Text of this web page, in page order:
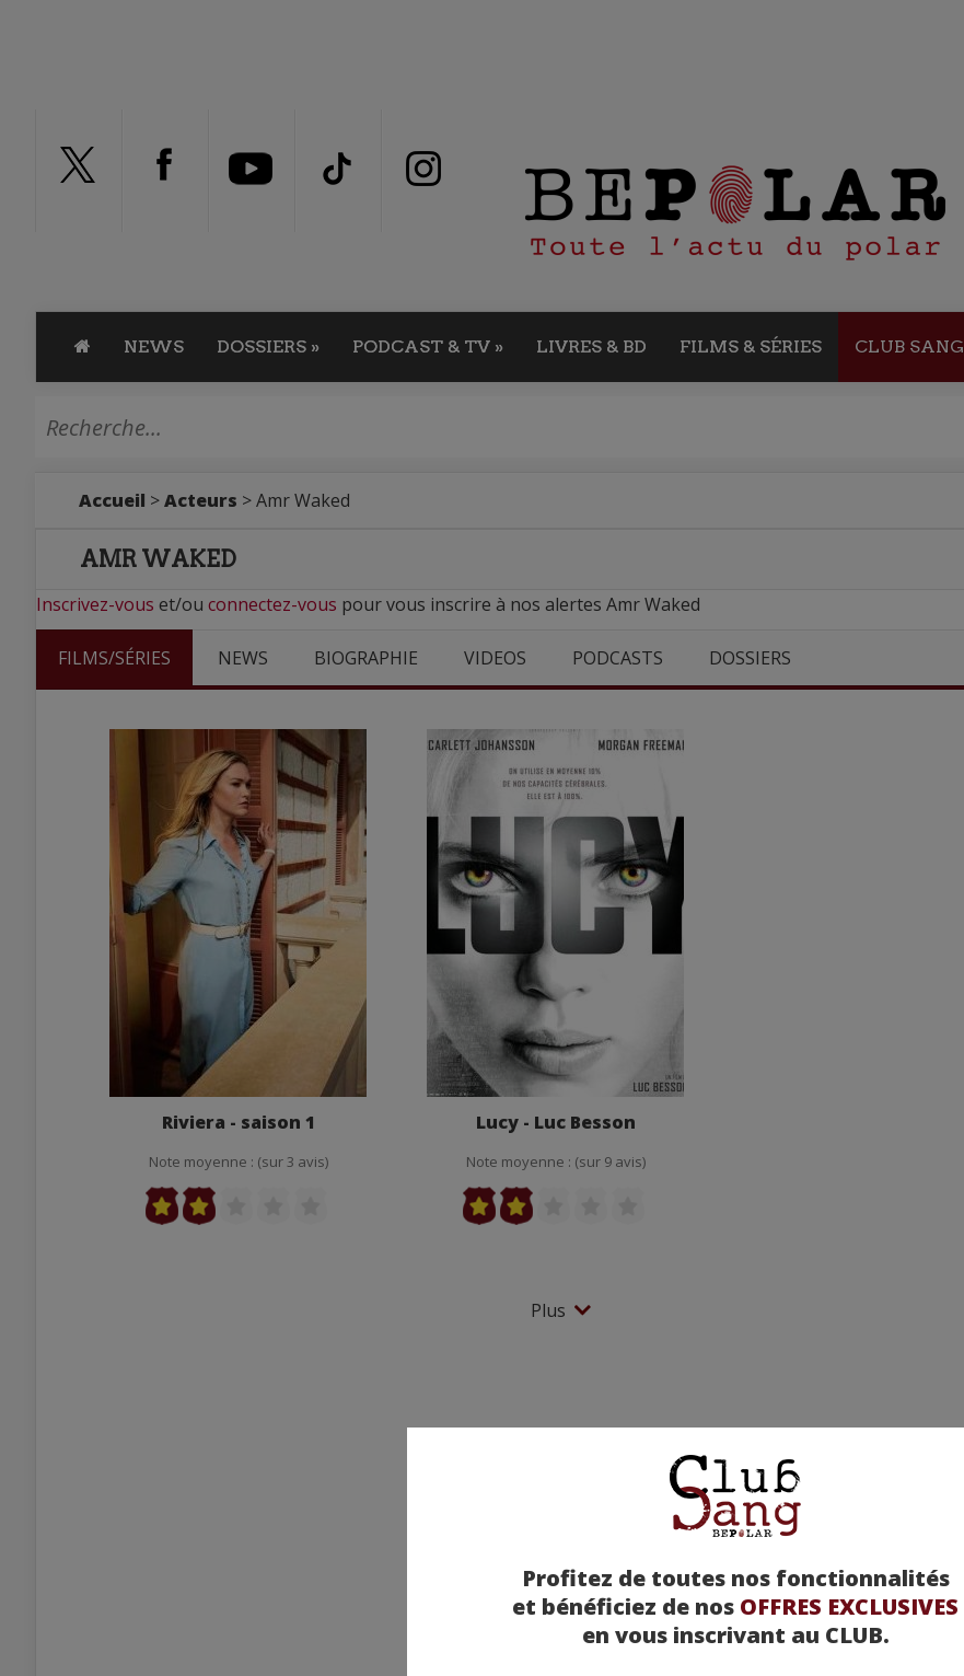
NEWS DOSSIERS » PODCAST & TV » LIVRES & BD FILMS & SÉRIES CLUB SANG
Profitez de toutes nos fonctionnalités
et bénéficiez de nos OFFRES EXCLUSIVES
en vous inscrivant au CLUB.
Accueil >Acteurs > Amr Waked
AMR WAKED
Inscrivez-vous et/ou connectez-vous pour vous inscrire à nos alertes Amr Waked
FILMS/SÉRIES NEWS BIOGRAPHIE VIDEOS PODCASTS DOSSIERS
Riviera - saison 1
Note moyenne : (sur 3 avis)
Lucy - Luc Besson
Note moyenne : (sur 9 avis)
Plus